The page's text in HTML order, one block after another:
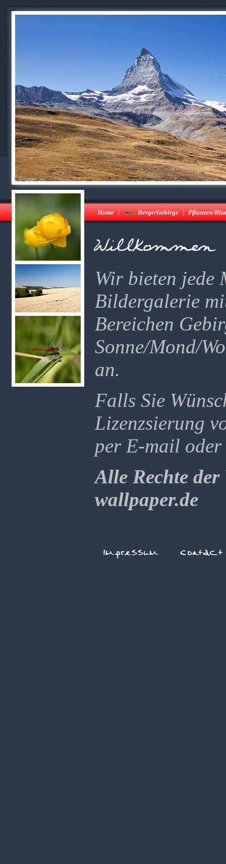
Home| Berge/Gebirge|Pflanzen/
Wir bieten jede
Bildergalerie
Bereichen
Sonne/Mond/
an.
Falls Sie
Lizenzsierung
per E-mail oder
Alle Rechte
wallpaper.de